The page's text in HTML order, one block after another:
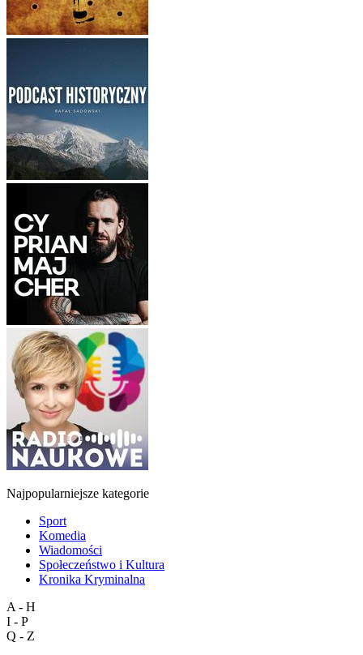
Najpopularniejsze kategorie
Sport
Komedia
Wiadomości
Społeczeństwo i Kultura
Kronika Kryminalna
A - H
I - P
Q - Z